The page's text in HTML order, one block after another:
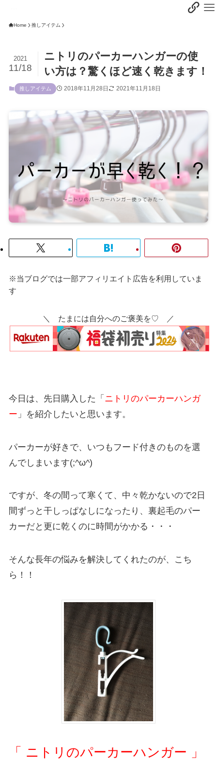
Home 推しアイテム
ニトリのパーカーハンガーの使
い方は？驚くほど速く乾きます！
2021
11/18
推しアイテム 2018年11月28日 2021年11月18日
※当ブログでは一部アフィリエイト広告を利用していま
す
＼ たまには自分へのご褒美を♡ ／
今日は、先日購入した「 ニトリのパーカーハンガ
ー 」を紹介したいと思います。
パーカーが好きで、いつもフード付きのものを選
んでしまいます(;^ω^)
ですが、冬の間って寒くて、中々乾かないので2日
間ずっと干しっぱなしになったり、裏起毛のパー
カーだと更に乾くのに時間がかかる・・・
そんな長年の悩みを解決してくれたのが、こち
ら！！
「 ニトリのパーカーハンガー 」